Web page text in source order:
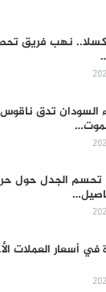
نهب فريق
السودان تدق
تحسم الجدل
في أسعار العملات